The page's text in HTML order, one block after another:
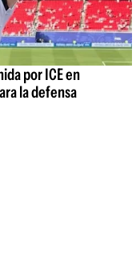
por ICE en
la defensa